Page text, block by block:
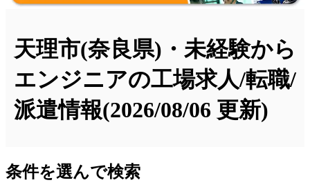
天理市(奈良県)・未経験から
エンジニアの工場求人/転職/
派遣情報(2026/08/06 更新)
条件を選んで検索